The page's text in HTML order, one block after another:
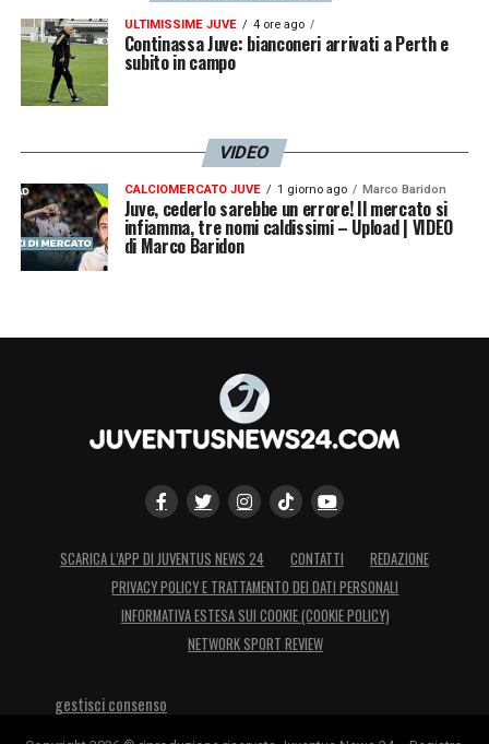
ULTIMISSIME JUVE 4 ore ago
Continassa Juve: bianconeri arrivati a Perth e
subito in campo
VIDEO
CALCIOMERCATO JUVE 1 giorno ago Marco Baridon
Juve, cederlo sarebbe un errore! Il mercato si
infiamma, tre nomi caldissimi – Upload | VIDEO
di Marco Baridon
SCARICA L’APP DI JUVENTUS NEWS 24 CONTATTI
REDAZIONE
PRIVACY POLICY E TRATTAMENTO DEI DATI PERSONALI
INFORMATIVA ESTESA SUI COOKIE (COOKIE POLICY)
NETWORK SPORT REVIEW
gestisci consenso